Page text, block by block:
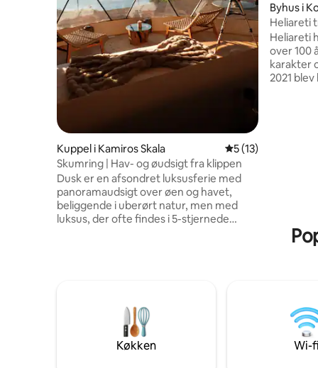
Kuppel i Kamiros Skala 5 ud af 5 i
5 (13)
Skumring | Hav- og øudsigt fra klippen
Dusk er en afsondret luksusferie med
panoramaudsigt over øen og havet,
beliggende i uberørt natur, men med
luksus, der ofte findes i 5-stjernede
airconditioneret og gennemtænkt
udstyret, og det er den perfekte udflugt
for dem, der søger ro, plads og noget ud
over det sædvanlige – ideel til
Byhus i
Heliareti
Heliareti
over 100
karakter
2021
Køkken Wi-fi